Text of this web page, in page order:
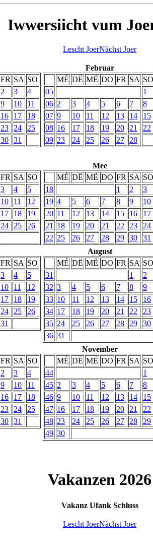
Iwwersiicht vum
Lescht JoerNächst Joer
FR SA SO
2 3
4
9 10
11
16 17
18
23 24
25
30 31
Februar
MÉ DË MË DO FR SA SO
05
1
06 2 3 4 5 6 7
8
07 9 10 11 12 13 14
15
08 16 17 18 19 20 21
22
09 23 24 25 26 27 28
FR SA SO
3 4
5
10 11
12
17 18
19
24 25
26
Mee
MÉ DË MË DO FR SA SO
18
1 2
3
19 4 5 6 7 8 9
10
20 11 12 13 14 15 16
17
21
18 19 20 21 22 23
24
22 25 26 27 28 29 30 31
FR SA SO
3 4
5
10 11
12
17 18
19
24 25
26
31
August
MÉ DË MË DO FR SA SO
31
1
2
32 3 4 5 6 7 8
9
33 10 11 12 13 14 15
16
34 17 18 19 20 21 22
23
35 24 25 26 27 28 29
30
36 31
FR SA SO
2 3
4
9 10
11
16 17
18
23 24
25
30 31
November
MÉ DË MË DO FR SA SO
44
1
45 2 3 4 5 6 7
8
46 9 10 11 12 13 14
15
47 16 17 18 19 20 21
22
48 23 24 25 26 27 28
29
49 30
Vakanzen 2026
Vakanz Ufank Schluss
Lescht JoerNächst Joer